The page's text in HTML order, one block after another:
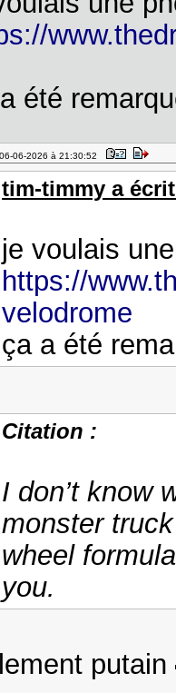
été
06-2026 à 21:30:52
tim-timmy a
je voulais
https://
velodrome
ça a été
Citation :
I don’t know
monster
wheel
you.
putain